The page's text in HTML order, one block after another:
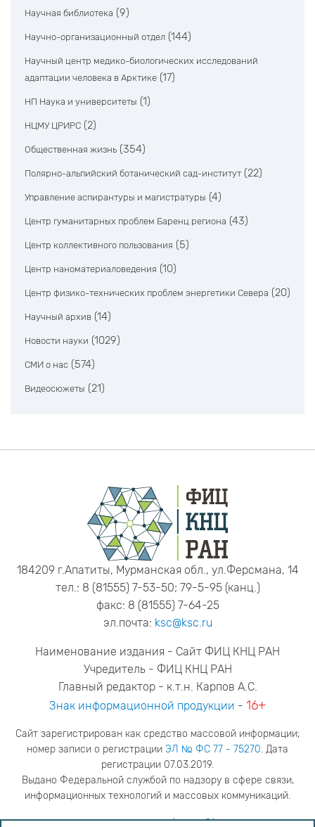
Научная библиотека (9)
Научно-организационный отдел (144)
Научный центр медико-биологических исследований
адаптации человека в Арктике (17)
НП Наука и университеты (1)
НЦМУ ЦРИРС (2)
Общественная жизнь (354)
Полярно-альпийский ботанический сад-институт (22)
Управление аспирантуры и магистратуры (4)
Центр гуманитарных проблем Баренц региона (43)
Центр коллективного пользования (5)
Центр наноматериаловедения (10)
Центр физико-технических проблем энергетики Севера (20)
Научный архив (14)
Новости науки (1029)
СМИ о нас (574)
Видеосюжеты (21)
184209 г.Апатиты, Мурманская обл., ул.Ферсмана, 14
тел.: 8 (81555) 7-53-50; 79-5-95 (канц.)
факс: 8 (81555) 7-64-25
эл.почта: ksc@ksc.ru
Наименование издания - Сайт ФИЦ КНЦ РАН
Учредитель - ФИЦ КНЦ РАН
Главный редактор - к.т.н. Карпов А.С.
Знак информационной продукции - 16+
Сайт зарегистрирован как средство массовой информации;
номер записи о регистрации ЭЛ № ФС 77 - 75270. Дата
регистрации 07.03.2019.
Выдано Федеральной службой по надзору в сфере связи,
информационных технологий и массовых коммуникаций.
адрес редакцииya.stogova@ksc.ru